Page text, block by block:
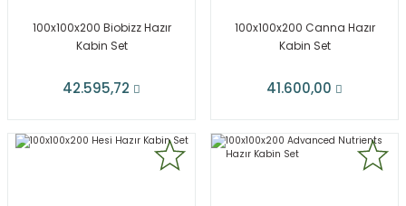
100x100x200 Biobizz Hazır
Kabin Set
42.595,72
100x100x200 Canna Hazır
Kabin Set
41.600,00